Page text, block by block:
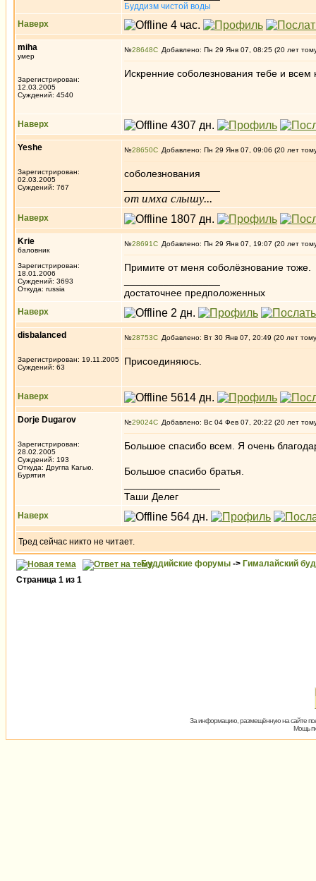
Буддизм чистой воды
Наверх
miha
умер
Зарегистрирован:
12.03.2005
Суждений: 4540
№28648 Добавлено: Пн 29 Янв 07, 08:25 (20 лет
Искренние соболезнования тебе и всем
Наверх
Yeshe
Зарегистрирован:
02.03.2005
Суждений: 767
№28650 Добавлено: Пн 29 Янв 07, 09:06 (20 лет
соболезнования
от имха слышу...
Наверх
Krie
баловник
Зарегистрирован:
18.01.2006
Суждений: 3693
Откуда: russia
№28691 Добавлено: Пн 29 Янв 07, 19:07 (20 лет
Примите от меня соболёзнование тоже.
достаточнее предположенных
Наверх
disbalanced
Зарегистрирован: 19.11.2005
Суждений: 63
№28753 Добавлено: Вт 30 Янв 07, 20:49 (20 лет
Присоединяюсь.
Наверх
Dorje Dugarov
Зарегистрирован:
28.02.2005
Суждений: 193
Откуда: Другпа Кагью.
Бурятия
№29024 Добавлено: Вс 04 Фев 07, 20:22 (20 лет
Большое спасибо всем. Я очень
Большое спасибо братья.
Таши Делег
Наверх
Тред сейчас никто не читает.
Буддийские форумы -> Гималайский
Страница 1 из 1
За информацию, размещённую на сайте
Мощь